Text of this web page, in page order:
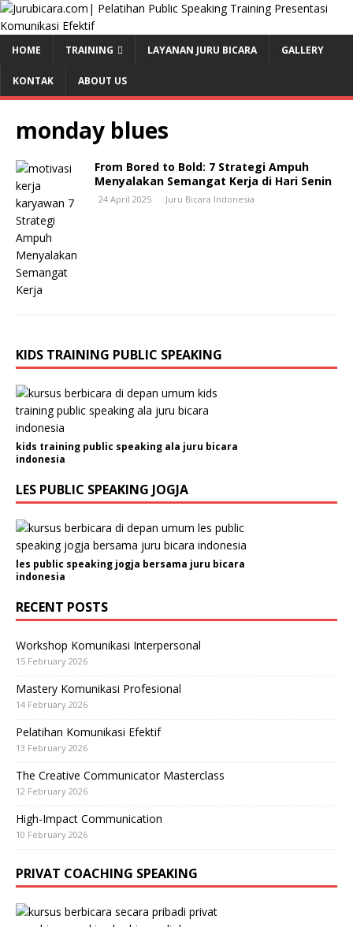
HOME TRAINING LAYANAN JURU BICARA GALLERY
KONTAK ABOUT US
monday blues
From Bored to Bold: 7 Strategi Ampuh
Menyalakan Semangat Kerja di Hari Senin
24 April 2025 Juru Bicara Indonesia
KIDS TRAINING PUBLIC SPEAKING
kids training public speaking ala juru bicara
indonesia
LES PUBLIC SPEAKING JOGJA
les public speaking jogja bersama juru bicara
indonesia
RECENT POSTS
Workshop Komunikasi Interpersonal
15 February 2026
Mastery Komunikasi Profesional
14 February 2026
Pelatihan Komunikasi Efektif
13 February 2026
The Creative Communicator Masterclass
12 February 2026
High-Impact Communication
10 February 2026
PRIVAT COACHING SPEAKING